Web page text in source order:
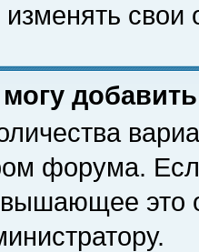
свои
форума.
это